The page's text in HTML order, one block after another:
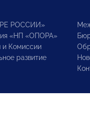
РОССИИ»
«НП «ОПОРА»
и Комиссии
развитие